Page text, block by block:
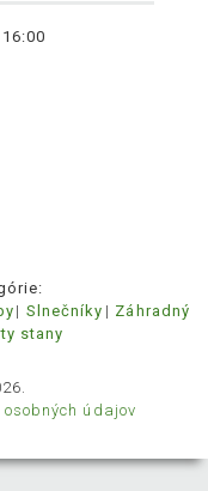
Slnečníky
Záhradný
stany
osobných údajov